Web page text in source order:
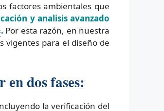
factores ambientales que
y analisis avanzado
. Por esta razón, en nuestra
vigentes para el diseño de
dos fases:
la verificación del